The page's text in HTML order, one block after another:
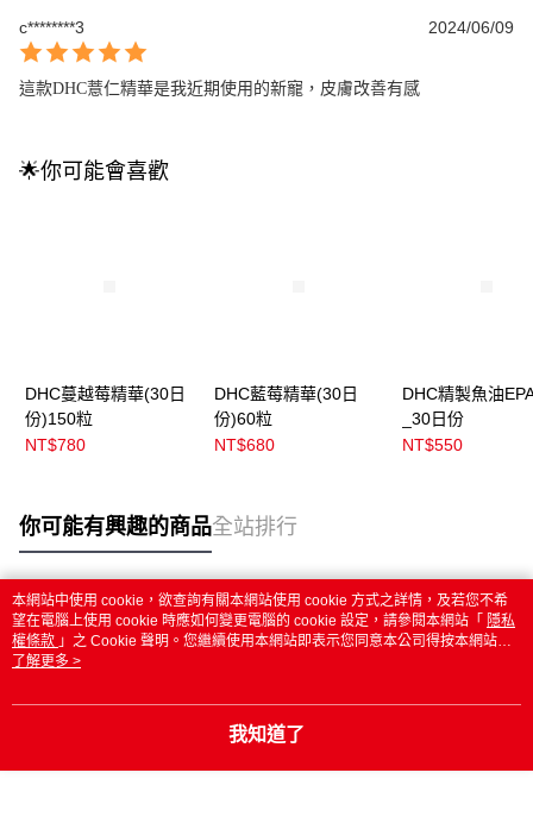
c********3
2024/06/09
這款DHC薏仁精華是我近期使用的新寵，皮膚改善有感
🌟你可能會喜歡
DHC蔓越莓精華(30日
份)150粒
NT$780
DHC藍莓精華(30日
份)60粒
NT$680
DHC精製魚油
_30日份
NT$550
你可能有興趣的商品全站排行
熱門標籤
本網站中使用 cookie，欲查詢有關本網站使用 cookie 方式之詳情，及若您不希
望在電腦上使用 cookie 時應如何變更電腦的 cookie 設定，請參閱本網站「 隱私
權條款 」之 Cookie 聲明。您繼續使用本網站即表示您同意本公司得按本網站使
用條款之 Cookie 聲明使用 cookie。
了解更多 >
我知道了